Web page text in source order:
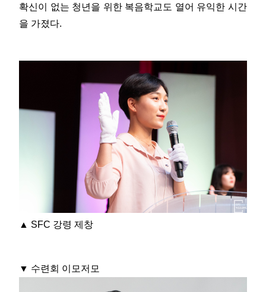
확신이 없는 청년을 위한 복음학교도 열어 유익한 시간
을 가졌다.
▲ SFC 강령 제창
▼ 수련회 이모저모